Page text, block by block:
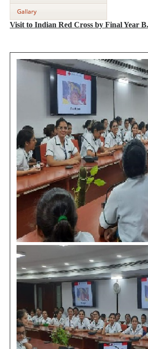
Gallary
Visit to Indian Red Cross by Final Year